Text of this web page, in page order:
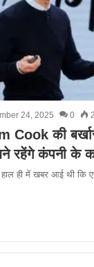
24, 2025 0 2
Cook की
रहेंगे कंपनी के
ही में खबर आई थी कि